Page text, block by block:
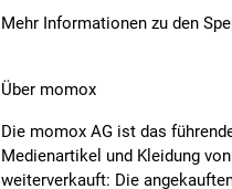
Mehr Informationen zu den
Über momox
Die momox AG ist das
Medienartikel und Kleidung
weiterverkauft: Die